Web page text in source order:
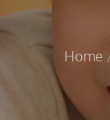
Home